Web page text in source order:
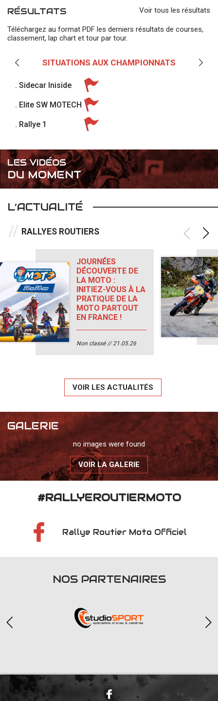
RÉSULTATS Voir tous les résultats
Téléchargez au format PDF les derniers résultats de courses,
classement, lap chart et tour par tour.
SITUATIONS AUX CHAMPIONNATS
. Sidecar Iniside
. Elite SW MOTECH
. Rallye 1
LES VIDÉOS
DU MOMENT
L’ACTUALITÉ
RALLYES ROUTIERS
JOURNÉES
DÉCOUVERTE DE
LA MOTO :
INITIEZ-VOUS À LA
PRATIQUE DE LA
MOTO PARTOUT
EN FRANCE !
Non classé 21.05.26
VOIR LES ACTUALITÉS
GALERIE
no images were found
VOIR LA GALERIE
#RALLYEROUTIERMOTO
Rallye Routier Moto Officiel
NOS PARTENAIRES